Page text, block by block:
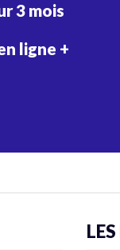
3 mois
ligne +